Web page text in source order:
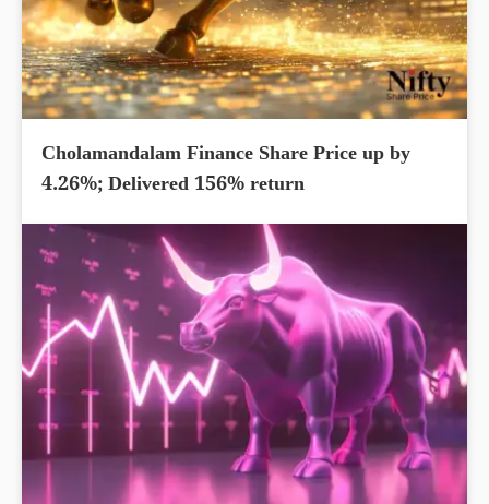
Cholamandalam Finance Share Price up by
4.26%; Delivered 156% return